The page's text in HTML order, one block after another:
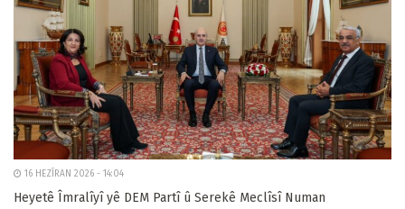
16 HEZÎRAN 2026 - 14:04
Heyetê Îmralîyî yê DEM Partî û Serekê Meclîsî Numan